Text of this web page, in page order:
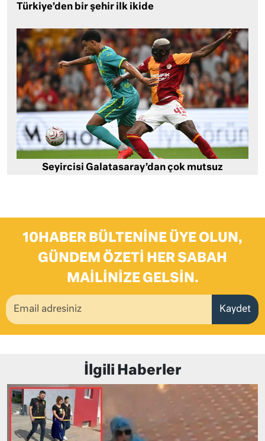
Türkiye’den bir şehir ilk ikide
Seyircisi Galatasaray’dan çok mutsuz
10HABER BÜLTENINE ÜYE OLUN,
GÜNDEM ÖZETI HER SABAH
MAILINIZE GELSIN.
Kaydet
İlgili Haberler